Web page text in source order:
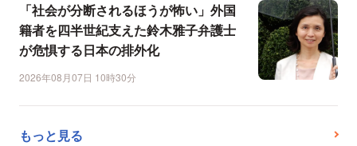
「社会が分断されるほうが怖い」外国
籍者を四半世紀支えた鈴木雅子弁護士
が危惧する日本の排外化
2026年08月07日 10時30分
もっと見る